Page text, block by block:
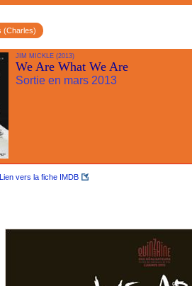
(Charles)
JIM MICKLE (2013)
We Are What We Are
Sortie en mars 2013
Lien vers la fiche IMDB